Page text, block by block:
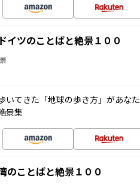
イツのことばと絶景１００
いてきた「地球の歩き方」があな
景集
のことばと絶景１００